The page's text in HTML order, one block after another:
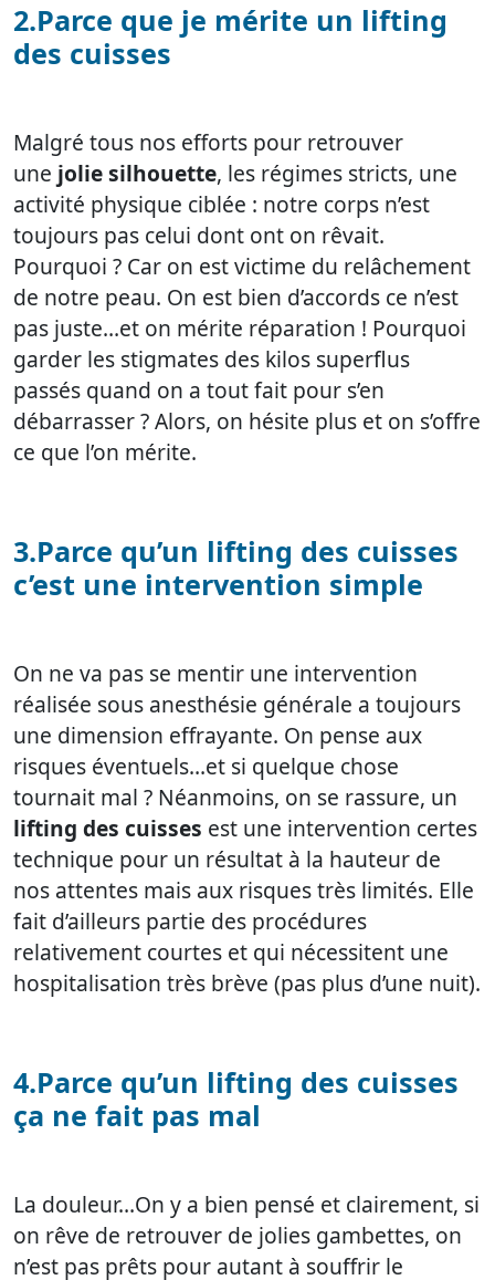
2.Parce que je mérite un lifting
des cuisses
Malgré tous nos efforts pour retrouver
une jolie silhouette, les régimes stricts, une
activité physique ciblée : notre corps n’est
toujours pas celui dont ont on rêvait.
Pourquoi ? Car on est victime du relâchement
de notre peau. On est bien d’accords ce n’est
pas juste…et on mérite réparation ! Pourquoi
garder les stigmates des kilos superflus
passés quand on a tout fait pour s’en
débarrasser ? Alors, on hésite plus et on s’offre
ce que l’on mérite.
3.Parce qu’un lifting des cuisses
c’est une intervention simple
On ne va pas se mentir une intervention
réalisée sous anesthésie générale a toujours
une dimension effrayante. On pense aux
risques éventuels…et si quelque chose
tournait mal ? Néanmoins, on se rassure, un
lifting des cuisses est une intervention certes
technique pour un résultat à la hauteur de
nos attentes mais aux risques très limités. Elle
fait d’ailleurs partie des procédures
relativement courtes et qui nécessitent une
hospitalisation très brève (pas plus d’une nuit).
4.Parce qu’un lifting des cuisses
ça ne fait pas mal
La douleur…On y a bien pensé et clairement, si
on rêve de retrouver de jolies gambettes, on
n’est pas prêts pour autant à souffrir le